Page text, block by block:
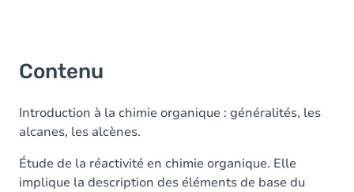
Contenu
Introduction à la chimie organique : généralités, les
alcanes, les alcènes.
Étude de la réactivité en chimie organique. Elle
implique la description des éléments de base du